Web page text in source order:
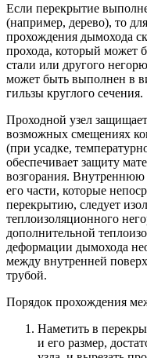
Если перекрытие
(например, дерево), то
прохождения дымохода
прохода, который может
стали или другого
может быть выполнен в
гильзы круглого сечения.
Проходной узел
возможных смещениях
(при усадке,
обеспечивает защиту
возгорания. Внутреннюю
его части, которые
перекрытию, следует
теплоизоляционного
дополнительной
деформации дымохода
между внутренней
трубой.
Порядок прохождения
Наметить в
и его размер,